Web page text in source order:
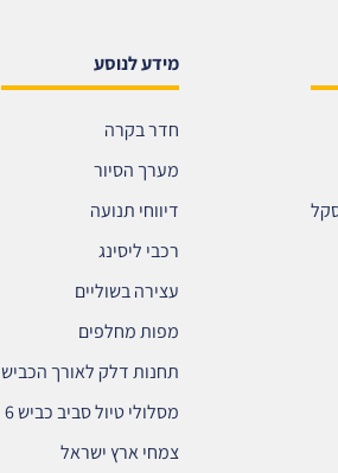
מידע לנוסע
חדר בקרה
מערך הסיור
דיווחי תנועה
רכבי ליסינג
עצירה בשוליים
מפות מחלפים
תחנות דלק לאורך הכביש
מסלולי טיול סביב כביש 6
צמחי ארץ ישראל